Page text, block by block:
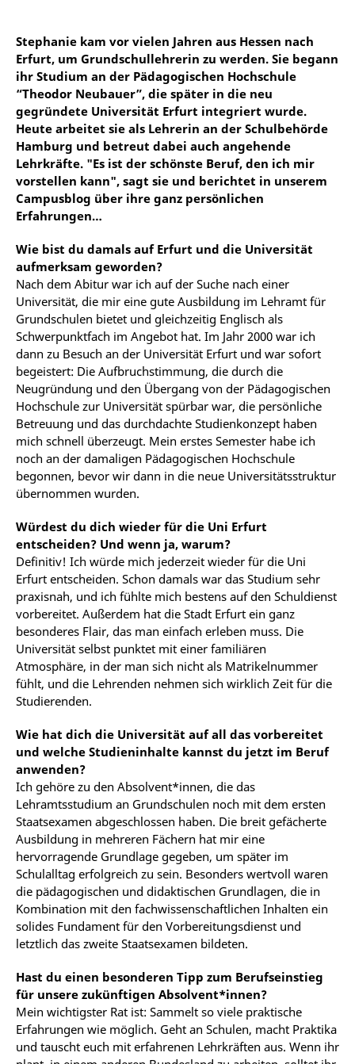
Stephanie kam vor vielen Jahren aus Hessen nach
Erfurt, um Grundschullehrerin zu werden. Sie begann
ihr Studium an der Pädagogischen Hochschule
“Theodor Neubauer”, die später in die neu
gegründete Universität Erfurt integriert wurde.
Heute arbeitet sie als Lehrerin an der Schulbehörde
Hamburg und betreut dabei auch angehende
Lehrkräfte. "Es ist der schönste Beruf, den ich mir
vorstellen kann", sagt sie und berichtet in unserem
Campusblog über ihre ganz persönlichen
Erfahrungen…
Wie bist du damals auf Erfurt und die Universität
aufmerksam geworden?
Nach dem Abitur war ich auf der Suche nach einer
Universität, die mir eine gute Ausbildung im Lehramt für
Grundschulen bietet und gleichzeitig Englisch als
Schwerpunktfach im Angebot hat. Im Jahr 2000 war ich
dann zu Besuch an der Universität Erfurt und war sofort
begeistert: Die Aufbruchstimmung, die durch die
Neugründung und den Übergang von der Pädagogischen
Hochschule zur Universität spürbar war, die persönliche
Betreuung und das durchdachte Studienkonzept haben
mich schnell überzeugt. Mein erstes Semester habe ich
noch an der damaligen Pädagogischen Hochschule
begonnen, bevor wir dann in die neue Universitätsstruktur
übernommen wurden.
Würdest du dich wieder für die Uni Erfurt
entscheiden? Und wenn ja, warum?
Definitiv! Ich würde mich jederzeit wieder für die Uni
Erfurt entscheiden. Schon damals war das Studium sehr
praxisnah, und ich fühlte mich bestens auf den Schuldienst
vorbereitet. Außerdem hat die Stadt Erfurt ein ganz
besonderes Flair, das man einfach erleben muss. Die
Universität selbst punktet mit einer familiären
Atmosphäre, in der man sich nicht als Matrikelnummer
fühlt, und die Lehrenden nehmen sich wirklich Zeit für die
Studierenden.
Wie hat dich die Universität auf all das vorbereitet
und welche Studieninhalte kannst du jetzt im Beruf
anwenden?
Ich gehöre zu den Absolvent*innen, die das
Lehramtsstudium an Grundschulen noch mit dem ersten
Staatsexamen abgeschlossen haben. Die breit gefächerte
Ausbildung in mehreren Fächern hat mir eine
hervorragende Grundlage gegeben, um später im
Schulalltag erfolgreich zu sein. Besonders wertvoll waren
die pädagogischen und didaktischen Grundlagen, die in
Kombination mit den fachwissenschaftlichen Inhalten ein
solides Fundament für den Vorbereitungsdienst und
letztlich das zweite Staatsexamen bildeten.
Hast du einen besonderen Tipp zum Berufseinstieg
für unsere zukünftigen Absolvent*innen?
Mein wichtigster Rat ist: Sammelt so viele praktische
Erfahrungen wie möglich. Geht an Schulen, macht Praktika
und tauscht euch mit erfahrenen Lehrkräften aus. Wenn ihr